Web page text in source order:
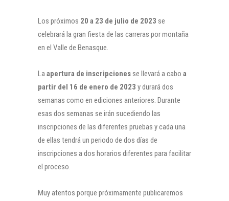
Los próximos 20 a 23 de julio de 2023 se
celebrará la gran fiesta de las carreras por montaña
en el Valle de Benasque.
Laapertura de inscripciones se llevará a cabo a
partir del 16 de enero de 2023 y durará dos
semanas como en ediciones anteriores. Durante
esas dos semanas se irán sucediendo las
inscripciones de las diferentes pruebas y cada una
de ellas tendrá un periodo de dos días de
inscripciones a dos horarios diferentes para facilitar
el proceso.
Muy atentos porque próximamente publicaremos